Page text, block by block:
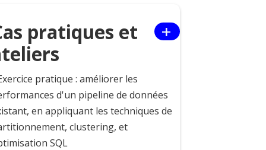
pratiques et
+
pratique : améliorer les
d'un pipeline de données
en appliquant les techniques de
clustering, et
SQL